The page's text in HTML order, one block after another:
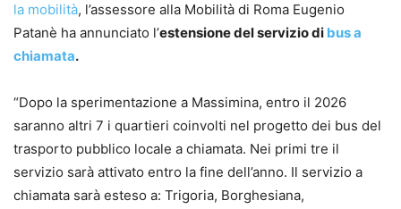
la mobilità, l’assessore alla Mobilità di Roma Eugenio
Patanè ha annunciato l’estensione del servizio di bus a
chiamata.
“Dopo la sperimentazione a Massimina, entro il 2026
saranno altri 7 i quartieri coinvolti nel progetto dei bus del
trasporto pubblico locale a chiamata. Nei primi tre il
servizio sarà attivato entro la fine dell’anno. Il servizio a
chiamata sarà esteso a: Trigoria, Borghesiana,